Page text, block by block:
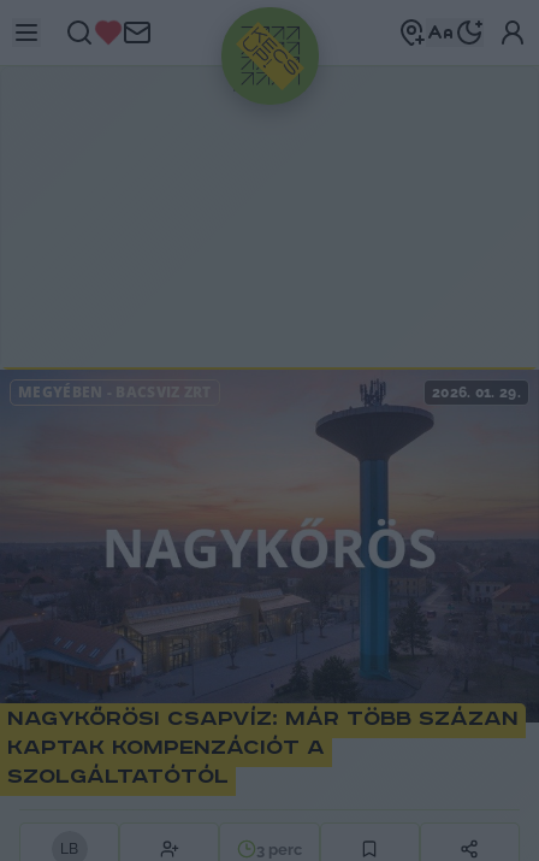
HIRDETÉS
MEGYÉBEN 2026. 01. 29.
Nagykőrösi csapvíz: már több százan
kaptak kompenzációt a
szolgáltatótól
LB 3 perc